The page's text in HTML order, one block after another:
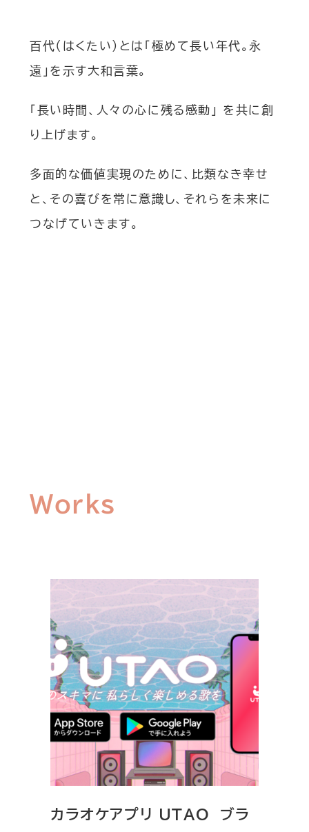
百代（はくたい）とは「極めて長い年代。永
遠」を示す大和言葉。
「長い時間、人々の心に残る感動」 を共に創
り上げます。
多面的な価値実現のために、比類なき幸せ
と、その喜びを常に意識し、それらを未来に
つなげていきます。
Works
カラオケアプリ UTAO ブラ